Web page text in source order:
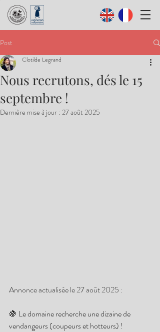
Post
Nous recrutons, dés le 15
septembre !
Clotilde Legrand
Dernière mise à jour : 27 août 2025
Annonce actualisée le 27 août 2025 :
🍇 Le domaine recherche une dizaine de
vendangeurs (coupeurs et hotteurs) !